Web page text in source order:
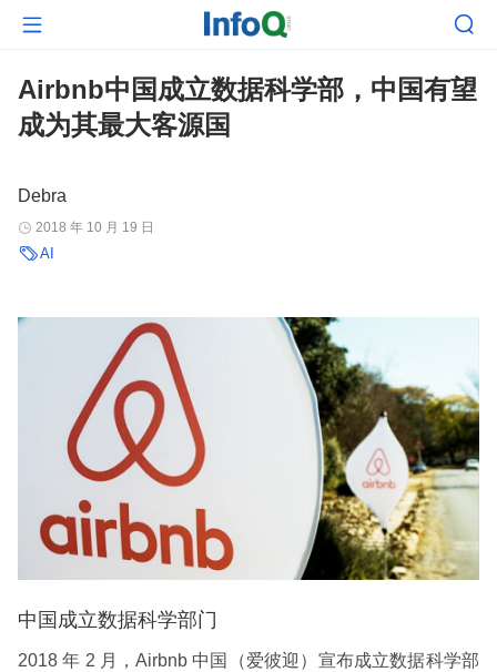
 
Airbnb中国成立数据科学部，中国有望
成为其最大客源国
Debra
 2018 年 10 月 19 日
AI
中国成立数据科学部门
2018 年 2 月，Airbnb 中国（爱彼迎）宣布成立数据科学部